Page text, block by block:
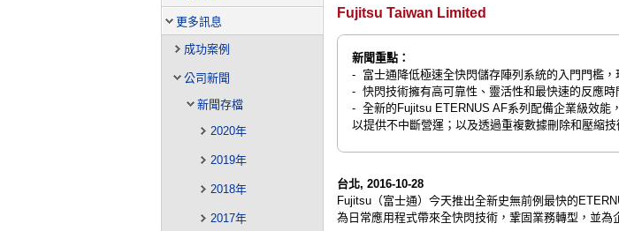
更多訊息
成功案例
公司新聞
新聞存檔
2020年
2019年
2018年
2017年
Fujitsu Taiwan Limited
新聞重點：
- 富士通降低極速全快閃儲存陣列系統的入門門檻，
- 快閃技術擁有高可靠性、靈活性和最快速的反應時
- 全新的Fujitsu ETERNUS AF系列配備企業級效能
以提供不中斷營運；以及透過重複數據刪除和壓縮技
台北, 2016-10-28
Fujitsu（富士通）今天推出全新史無前例最快的
為日常應用程式帶來全快閃技術，鞏固業務轉型，並為